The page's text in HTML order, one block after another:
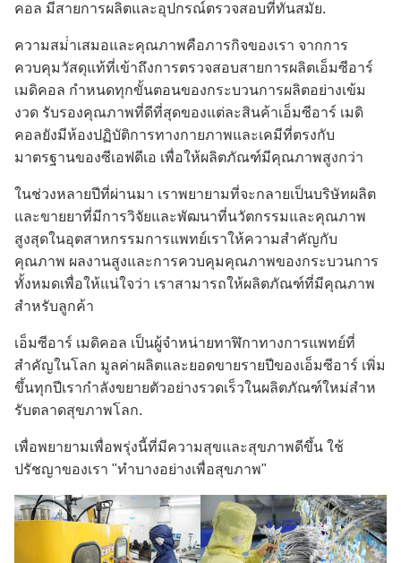
คอล มีสายการผลิตและอุปกรณ์ตรวจสอบที่ทันสมัย.
ความสม่ําเสมอและคุณภาพคือภารกิจของเรา จากการ
ควบคุมวัสดุแท้ที่เข้าถึงการตรวจสอบสายการผลิตเอ็มซีอาร์
เมดิคอล กําหนดทุกขั้นตอนของกระบวนการผลิตอย่างเข้ม
งวด รับรองคุณภาพที่ดีที่สุดของแต่ละสินค้าเอ็มซีอาร์ เมดิ
คอลยังมีห้องปฏิบัติการทางกายภาพและเคมีที่ตรงกับ
มาตรฐานของซีเอฟดีเอ เพื่อให้ผลิตภัณฑ์มีคุณภาพสูงกว่า
ในช่วงหลายปีที่ผ่านมา เราพยายามที่จะกลายเป็นบริษัทผลิต
และขายยาที่มีการวิจัยและพัฒนาที่นวัตกรรมและคุณภาพ
สูงสุดในอุตสาหกรรมการแพทย์เราให้ความสําคัญกับ
คุณภาพ ผลงานสูงและการควบคุมคุณภาพของกระบวนการ
ทั้งหมดเพื่อให้แน่ใจว่า เราสามารถให้ผลิตภัณฑ์ที่มีคุณภาพ
สําหรับลูกค้า
เอ็มซีอาร์ เมดิคอล เป็นผู้จําหน่ายทาฬิกาทางการแพทย์ที่
สําคัญในโลก มูลค่าผลิตและยอดขายรายปีของเอ็มซีอาร์ เพิ่ม
ขึ้นทุกปีเรากําลังขยายตัวอย่างรวดเร็วในผลิตภัณฑ์ใหม่สําห
รับตลาดสุขภาพโลก.
เพื่อพยายามเพื่อพรุ่งนี้ที่มีความสุขและสุขภาพดีขึ้น ใช้
ปรัชญาของเรา "ทําบางอย่างเพื่อสุขภาพ"